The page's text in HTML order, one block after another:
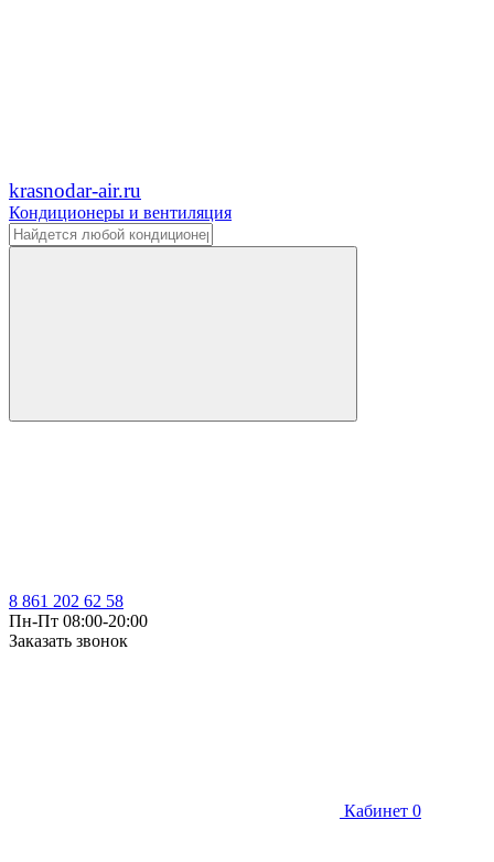
krasnodar-air.ru
Кондиционеры и вентиляция
8 861 202 62 58
Пн-Пт 08:00-20:00
Заказать звонок
Кабинет 0